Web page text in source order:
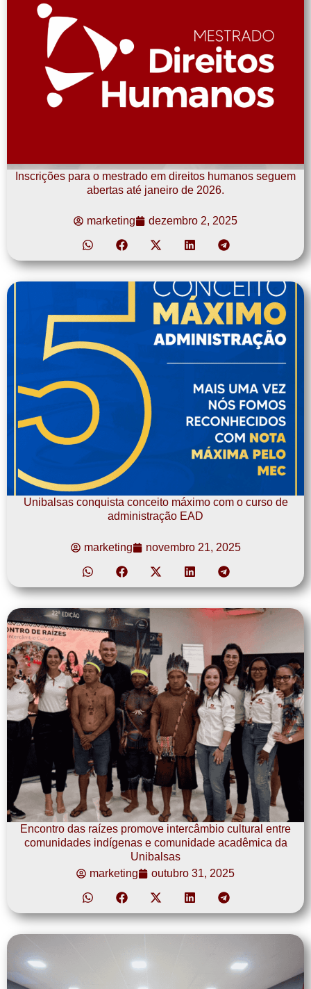
Inscrições para o mestrado em direitos humanos seguem
abertas até janeiro de 2026.
marketing dezembro 2, 2025
Unibalsas conquista conceito máximo com o curso de
administração EAD
marketing novembro 21, 2025
Encontro das raízes promove intercâmbio cultural entre
comunidades indígenas e comunidade acadêmica da
Unibalsas
marketing
outubro 31, 2025